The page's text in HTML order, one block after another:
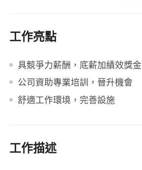
工作亮點
具競爭力薪酬，底薪加績效獎金
公司資助專業培訓，晉升機會
舒適工作環境，完善設施
工作描述